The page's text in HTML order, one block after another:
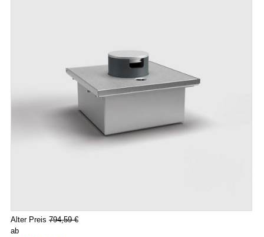
Alter Preis 794,59 €
ab